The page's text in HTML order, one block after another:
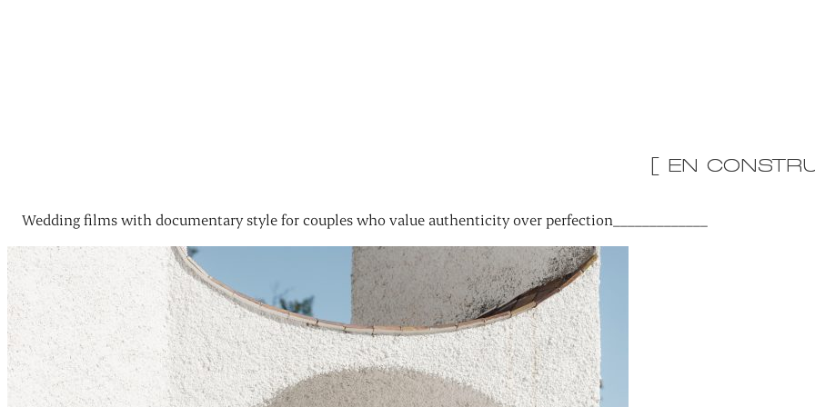
[ EN
Wedding films with documentary style for couples who value authenticity over perfection_____________